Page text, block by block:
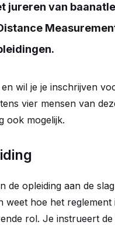
jureren van
wil je je inschrijven
vier mensen van
ook mogelijk.
de opleiding aan de
weet hoe het
rol. Je instrueert